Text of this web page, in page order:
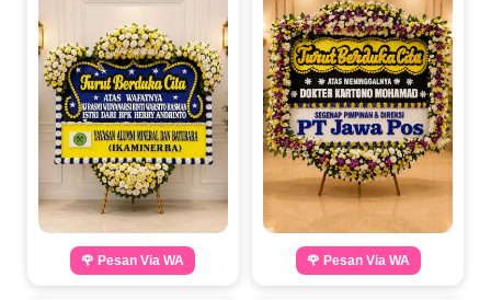
🌹 Pesan Via WA 🌹 Pesan Via WA